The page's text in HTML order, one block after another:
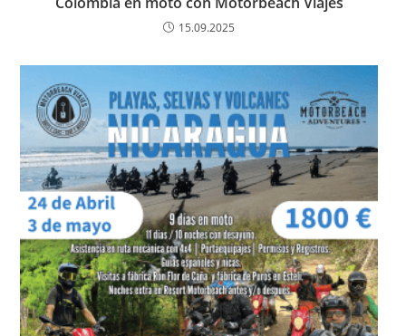
15.09.2025